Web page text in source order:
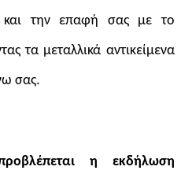
την επαφή σας με το
τα μεταλλικά αντικείμενα
σας.
η εκδήλωση